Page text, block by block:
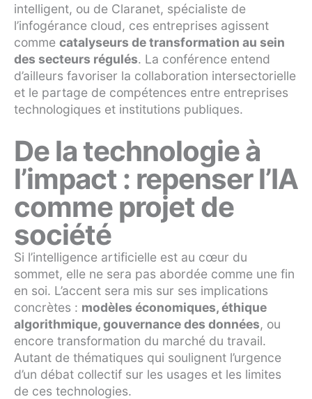
intelligent, ou de Claranet, spécialiste de
l’infogérance cloud, ces entreprises agissent
comme catalyseurs de transformation au sein
des secteurs régulés. La conférence entend
d’ailleurs favoriser la collaboration intersectorielle
et le partage de compétences entre entreprises
technologiques et institutions publiques.
De la technologie à
l’impact : repenser l’IA
comme projet de
société
Si l’intelligence artificielle est au cœur du
sommet, elle ne sera pas abordée comme une fin
en soi. L’accent sera mis sur ses implications
concrètes : modèles économiques, éthique
algorithmique, gouvernance des données, ou
encore transformation du marché du travail.
Autant de thématiques qui soulignent l’urgence
d’un débat collectif sur les usages et les limites
de ces technologies.